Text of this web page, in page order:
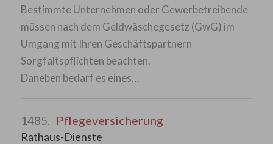
Bestimmte Unternehmen oder Gewerbetreibende
müssen nach dem Geldwäschegesetz (GwG) im
Umgang mit Ihren Geschäftspartnern
Sorgfaltspflichten beachten.
Daneben bedarf es eines…
1485. Pflegeversicherung
Rathaus-Dienste